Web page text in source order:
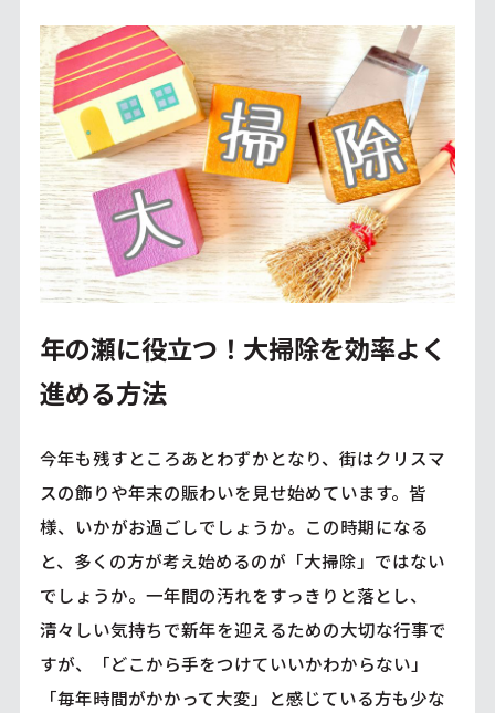
年の瀬に役立つ！大掃除を効率よく
進める方法
今年も残すところあとわずかとなり、街はクリスマ
スの飾りや年末の賑わいを見せ始めています。皆
様、いかがお過ごしでしょうか。この時期になる
と、多くの方が考え始めるのが「大掃除」ではない
でしょうか。一年間の汚れをすっきりと落とし、
清々しい気持ちで新年を迎えるための大切な行事で
すが、「どこから手をつけていいかわからない」
「毎年時間がかかって大変」と感じている方も少な